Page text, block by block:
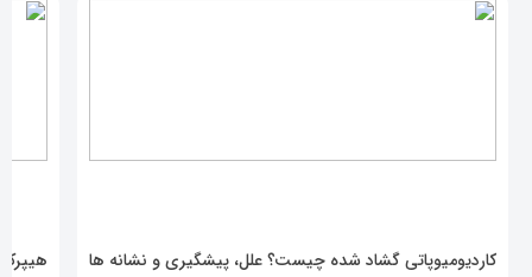
کاردیومیوپاتی گشاد شده چیست؟ علل، پیشگیری و نشانه ها